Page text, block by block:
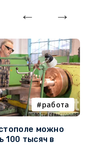
работа
можно
100 тысяч в